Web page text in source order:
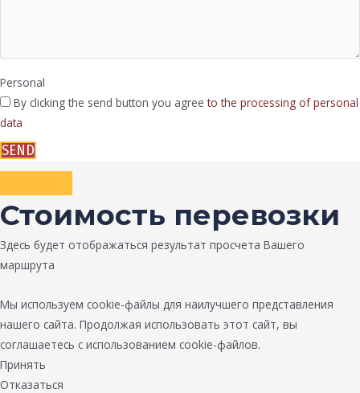
Personal
By clicking the send button you agree to the processing of personal
data
SEND
Стоимость перевозки
Здесь будет отображаться результат просчета Вашего
маршрута
Мы используем cookie-файлы для наилучшего представления
нашего сайта. Продолжая использовать этот сайт, вы
соглашаетесь с использованием cookie-файлов.
Принять
Отказаться